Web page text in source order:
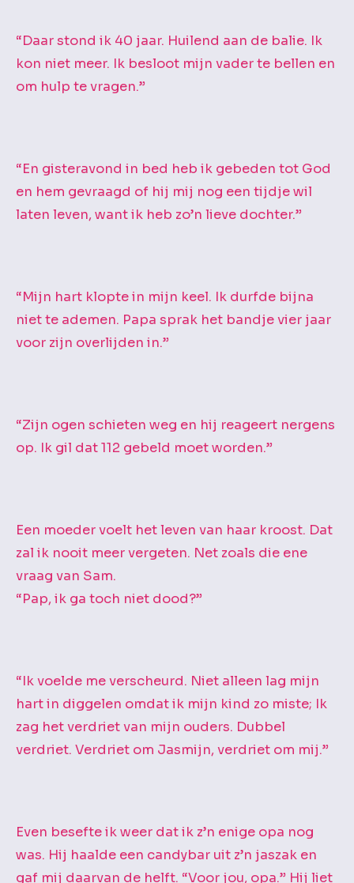
“Daar stond ik 40 jaar. Huilend aan de balie. Ik
kon niet meer. Ik besloot mijn vader te bellen en
om hulp te vragen.”
“En gisteravond in bed heb ik gebeden tot God
en hem gevraagd of hij mij nog een tijdje wil
laten leven, want ik heb zo’n lieve dochter.”
“Mijn hart klopte in mijn keel. Ik durfde bijna
niet te ademen. Papa sprak het bandje vier jaar
voor zijn overlijden in.”
“Zijn ogen schieten weg en hij reageert nergens
op. Ik gil dat 112 gebeld moet worden.”
Een moeder voelt het leven van haar kroost. Dat
zal ik nooit meer vergeten. Net zoals die ene
vraag van Sam.
“Pap, ik ga toch niet dood?”
“Ik voelde me verscheurd. Niet alleen lag mijn
hart in diggelen omdat ik mijn kind zo miste; Ik
zag het verdriet van mijn ouders. Dubbel
verdriet. Verdriet om Jasmijn, verdriet om mij.”
Even besefte ik weer dat ik z’n enige opa nog
was. Hij haalde een candybar uit z’n jaszak en
gaf mij daarvan de helft. “Voor jou, opa.” Hij liet